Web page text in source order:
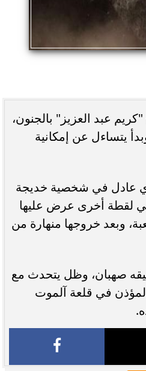
عبد العزيز" بالجنون،
يتساءل عن إمكانية
عادل في شخصية خديجة
لقطة أخرى عرض عليها
وبعد خروجها منهارة من
أمام قبر رفيقه صهبان، وظل يتحدث مع
في قلعة آلموت